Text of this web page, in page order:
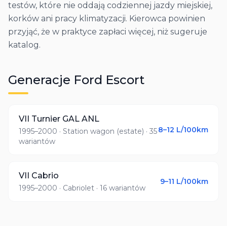
testów, które nie oddają codziennej jazdy miejskiej,
korków ani pracy klimatyzacji. Kierowca powinien
przyjąć, że w praktyce zapłaci więcej, niż sugeruje
katalog.
Generacje Ford Escort
VII Turnier GAL ANL
1995–2000 · Station wagon (estate) · 35
wariantów
8–12 L/100km
VII Cabrio
1995–2000 · Cabriolet · 16 wariantów
9–11 L/100km